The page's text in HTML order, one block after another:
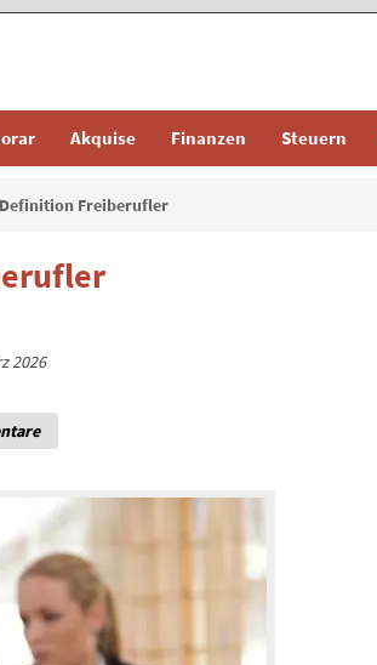
Akquise Finanzen Steuern
Definition Freiberufler
2026